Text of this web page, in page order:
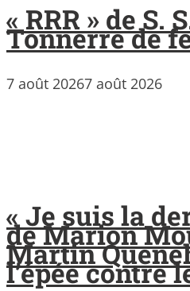
« RRR » de S.
Tonnerre de
7 août 20267 août 2026
« Je suis la
de Marion
Martin
l’épée contre